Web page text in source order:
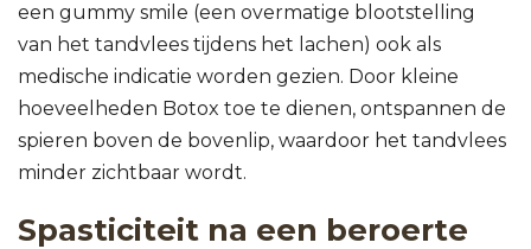
een gummy smile (een overmatige blootstelling
van het tandvlees tijdens het lachen) ook als
medische indicatie worden gezien. Door kleine
hoeveelheden Botox toe te dienen, ontspannen de
spieren boven de bovenlip, waardoor het tandvlees
minder zichtbaar wordt.
Spasticiteit na een beroerte